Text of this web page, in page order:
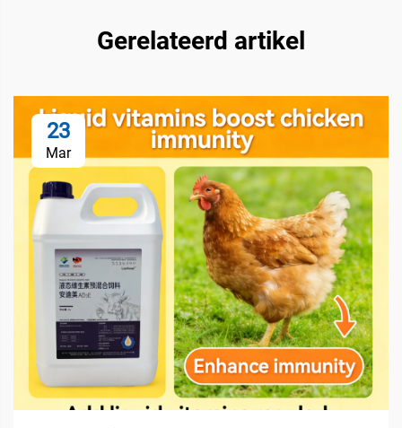
Gerelateerd artikel
23
Mar